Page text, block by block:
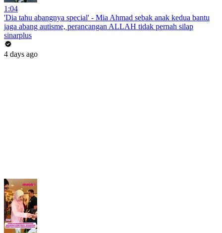
1:04
'Dia tahu abangnya special' - Mia Ahmad sebak anak kedua bantu
jaga abang autisme, perancangan ALLAH tidak pernah silap
sinarplus
4 days ago